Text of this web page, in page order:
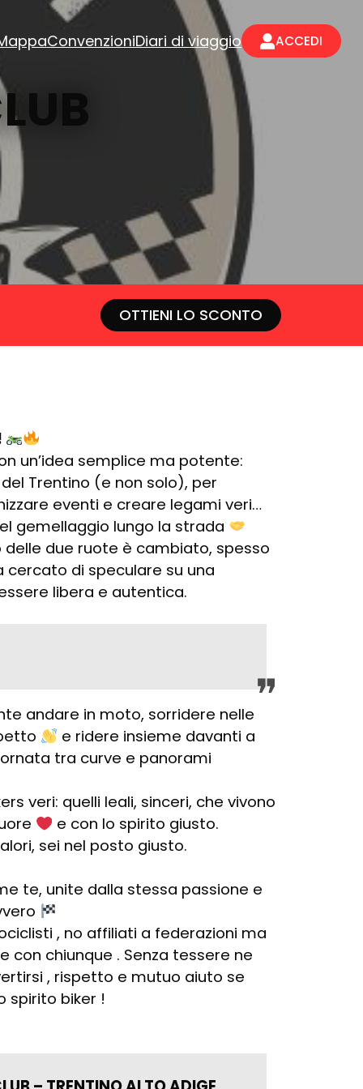
ConvenzioniDiari di viaggio ACCEDI
OTTIENI LO SCONTO
un’idea semplice ma potente:
Trentino (e non solo), per
eventi e creare legami veri…
gemellaggio lungo la strada
delle due ruote è cambiato, spesso
cercato di speculare su una
libera e autentica.
andare in moto, sorridere nelle
e ridere insieme davanti a
tra curve e panorami
veri: quelli leali, sinceri, che vivono
e con lo spirito giusto.
sei nel posto giusto.
te, unite dalla stessa passione e
, no affiliati a federazioni ma
con chiunque . Senza tessere ne
, rispetto e mutuo aiuto se
spirito biker !